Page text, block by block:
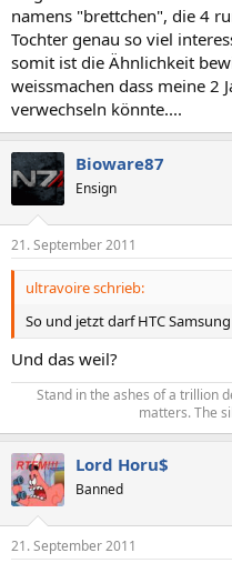
namens "brettchen", die 4
Tochter genau so viel
somit ist die Ähnlichkeit
weissmachen dass meine 2
verwechseln könnte....
Bioware87
Ensign
21. September 2011
ultravoire schrieb:
So und jetzt darf HTC
Und das weil?
Stand in the ashes of a trillion
matters. The
Lord Horu$
Banned
21. September 2011